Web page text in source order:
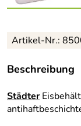
Artikel-Nr.:
Beschreibung
Städter